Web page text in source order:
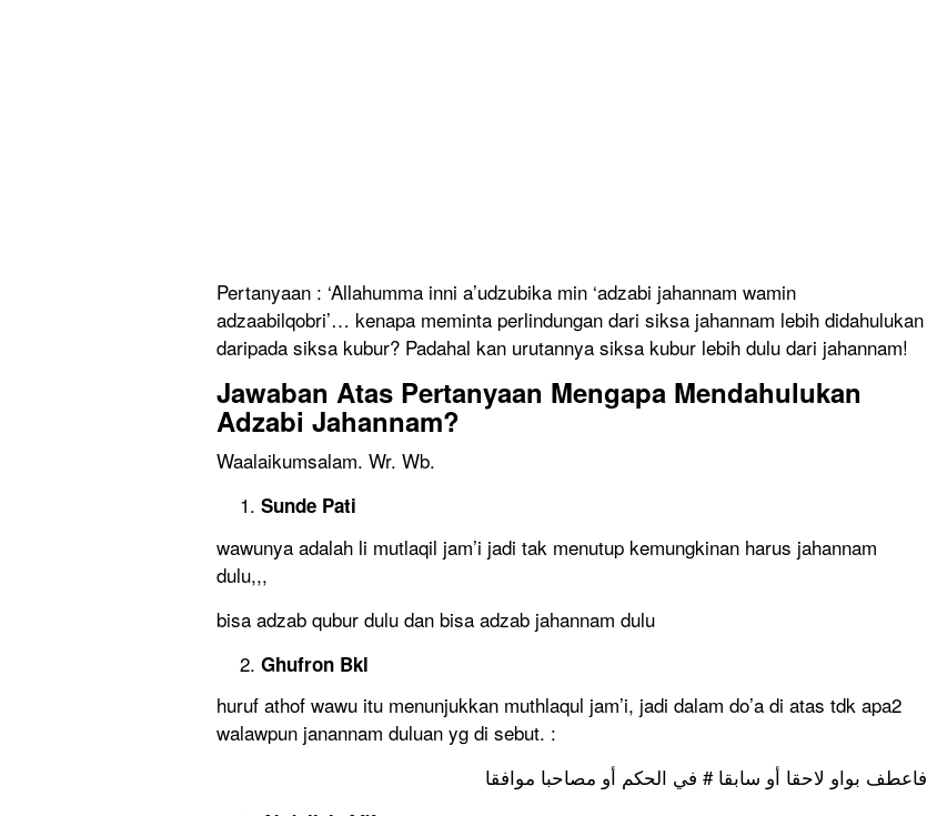
Pertanyaan : ‘Allahumma inni a’udzubika min ‘adzabi jahannam wamin
adzaabilqobri’… kenapa meminta perlindungan dari siksa jahannam lebih didahulukan
daripada siksa kubur? Padahal kan urutannya siksa kubur lebih dulu dari jahannam!
Jawaban Atas Pertanyaan Mengapa Mendahulukan
Adzabi Jahannam?
Waalaikumsalam. Wr. Wb.
Sunde Pati
wawunya adalah li mutlaqil jam’i jadi tak menutup kemungkinan harus jahannam
dulu,,,
bisa adzab qubur dulu dan bisa adzab jahannam dulu
Ghufron Bkl
huruf athof wawu itu menunjukkan muthlaqul jam’i, jadi dalam do’a di atas tdk apa2
walawpun janannam duluan yg di sebut. :
فاعطف بواو لاحقا أو سابقا # في الحكم أو مصاحبا موافقا